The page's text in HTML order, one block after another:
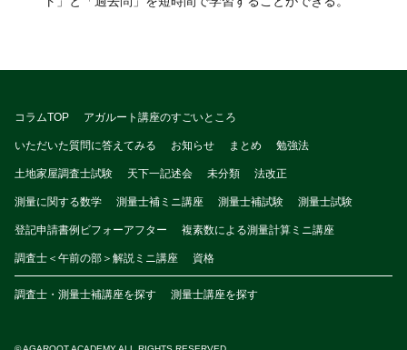
コラムTOP アガルート講座のすごいところ
いただいた質問に答えてみる お知らせ まとめ 勉強法
土地家屋調査士試験 天下一記述会 未分類 法改正
測量に関する数学 測量士補ミニ講座 測量士補試験 測量士試験
登記申請書例ビフォーアフター 複素数による測量計算ミニ講座
調査士＜午前の部＞解説ミニ講座 資格
調査士・測量士補講座を探す 測量士講座を探す